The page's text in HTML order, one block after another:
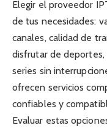
Elegir el proveedor
de tus necesidades:
canales, calidad de
disfrutar de deportes,
series sin
ofrecen servicios
confiables y
Evaluar estas